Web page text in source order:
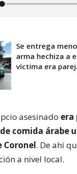
Se entrega
arma hechiza a
víctima era
asesinado era
comida árabe
Coronel. De ahí
a nivel local.